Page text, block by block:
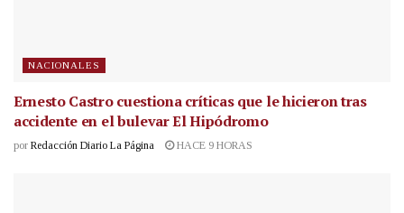
NACIONALES
Ernesto Castro cuestiona críticas que le hicieron tras
accidente en el bulevar El Hipódromo
por Redacción Diario La Página HACE 9 HORAS